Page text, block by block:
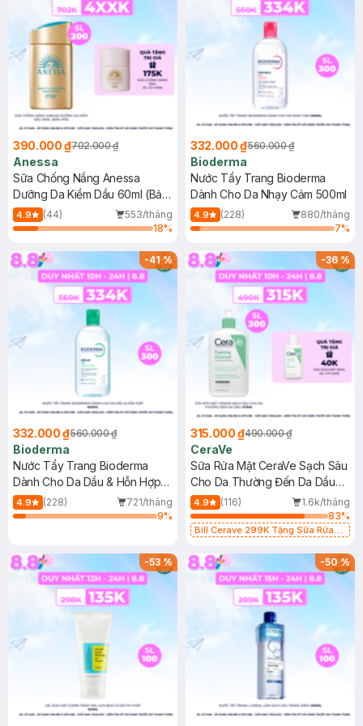
390.000 ₫702.000 ₫
Anessa
Sữa Chống Nắng Anessa
Dưỡng Da Kiềm Dầu 60ml (Bản
Mới)
4.9 (44)
553/tháng
18%
332.000 ₫560.000 ₫
Bioderma
Nước Tẩy Trang Bioderma
Dành Cho Da Nhạy Cảm 500ml
4.9 (228)
880/tháng
7%
-41%
332.000 ₫560.000 ₫
Bioderma
Nước Tẩy Trang Bioderma
Dành Cho Da Dầu & Hỗn Hợp
500ml
4.9 (228)
721/tháng
9%
-36%
315.000 ₫490.000 ₫
CeraVe
Sữa Rửa Mặt CeraVe Sạch Sâu
Cho Da Thường Đến Da Dầu
473ml
4.9 (116)
1.6k/tháng
83%
Bill Cerave 299K Tặng Sữa Rửa
-53% -50%